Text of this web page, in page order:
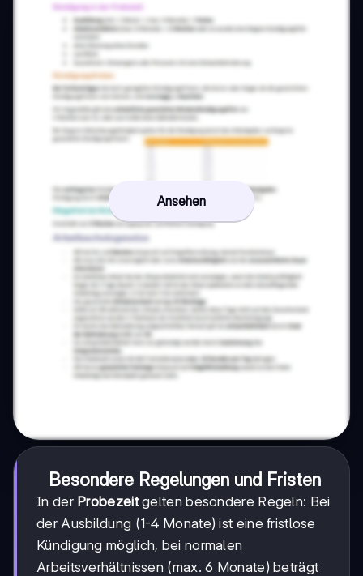
Ansehen
Besondere Regelungen und Fristen
In der Probezeitgelten besondere Regeln: Bei
der Ausbildung (1-4 Monate) ist eine fristlose
Kündigung möglich, bei normalen
Arbeitsverhältnissen (max. 6 Monate) beträgt